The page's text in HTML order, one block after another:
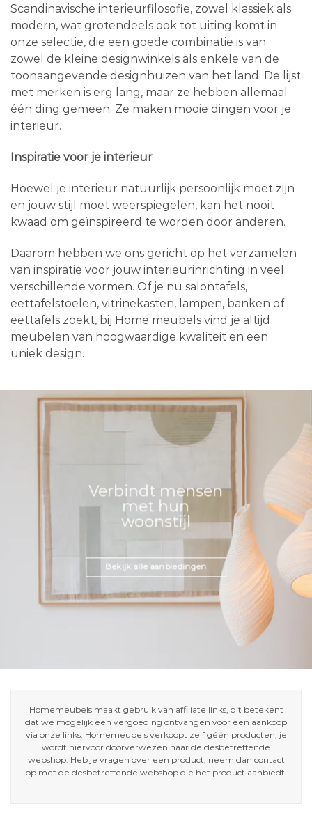
Scandinavische interieurfilosofie, zowel klassiek als
modern, wat grotendeels ook tot uiting komt in
onze selectie, die een goede combinatie is van
zowel de kleine designwinkels als enkele van de
toonaangevende designhuizen van het land. De lijst
met merken is erg lang, maar ze hebben allemaal
één ding gemeen. Ze maken mooie dingen voor je
interieur.
Inspiratie voor je interieur
Hoewel je interieur natuurlijk persoonlijk moet zijn
en jouw stijl moet weerspiegelen, kan het nooit
kwaad om geïnspireerd te worden door anderen.
Daarom hebben we ons gericht op het verzamelen
van inspiratie voor jouw interieurinrichting in veel
verschillende vormen. Of je nu salontafels,
eettafelstoelen, vitrinekasten, lampen, banken of
eettafels zoekt, bij Home meubels vind je altijd
meubelen van hoogwaardige kwaliteit en een
uniek design.
Verbindt mensen
met hun
woonstijl
Bekijk alle aanbiedingen
Homemeubels maakt gebruik van affiliate links, dit betekent
dat we mogelijk een vergoeding ontvangen voor een aankoop
via onze links. Homemeubels verkoopt zelf géén producten, je
wordt hiervoor doorverwezen naar de desbetreffende
webshop. Heb je vragen over een product, neem dan contact
op met de desbetreffende webshop die het product aanbiedt.